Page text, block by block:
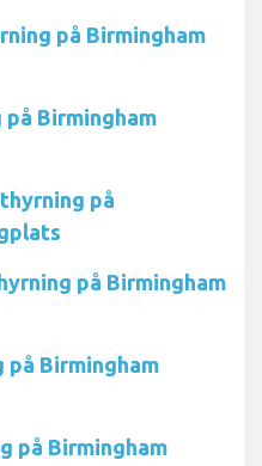
på Birmingham
Birmingham
på
på Birmingham
på Birmingham
på Birmingham